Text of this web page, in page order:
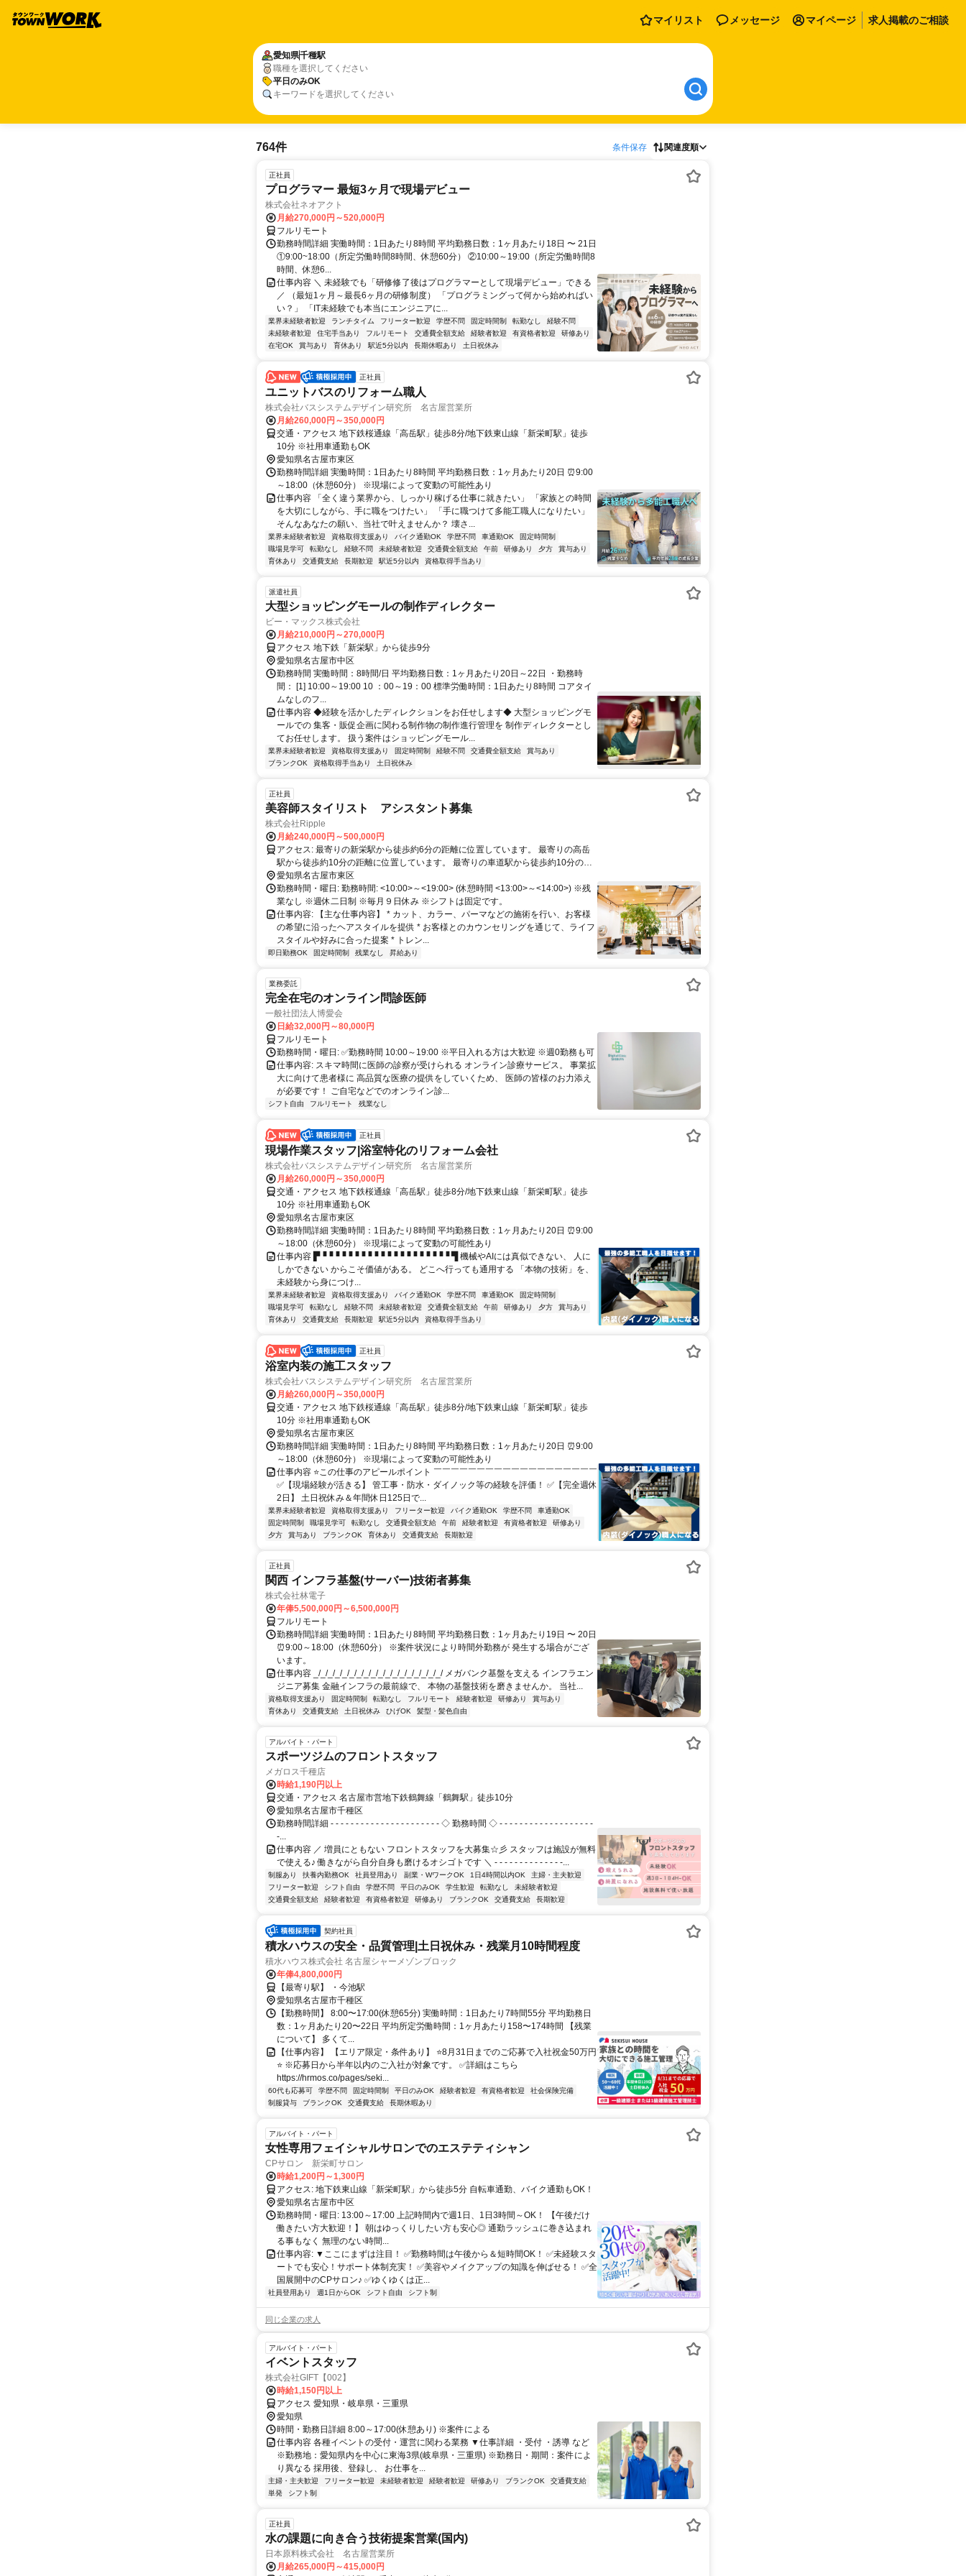
マイリスト メッセージ マイページ 求人掲載のご相談
愛知県千種駅
職種を選択してください
平日のみOK
キーワードを選択してください
764件 条件保存 関連度順
正社員
プログラマー 最短3ヶ月で現場デビュー
株式会社ネオアクト
月給270,000円～520,000円
フルリモート
勤務時間詳細 実働時間：1日あたり8時間 平均勤務日数：1ヶ月あたり18日 〜 21日
①9:00~18:00（所定労働時間8時間、休憩60分） ②10:00～19:00（所定労働時間8
時間、休憩6...
仕事内容 ＼ 未経験でも「研修修了後はプログラマーとして現場デビュー」できる
／ （最短1ヶ月～最長6ヶ月の研修制度） 「プログラミングって何から始めればい
い？」 「IT未経験でも本当にエンジニアに...
業界未経験者歓迎 ランチタイム フリーター歓迎 学歴不問 固定時間制 転勤なし
経験不問
未経験者歓迎
住宅手当あり フルリモート 交通費全額支給 経験者歓迎 有資格者歓迎
研修あり
在宅OK
賞与あり 育休あり 駅近5分以内 長期休暇あり 土日祝休み
正社員
ユニットバスのリフォーム職人
株式会社バスシステムデザイン研究所 名古屋営業所
月給260,000円～350,000円
交通・アクセス 地下鉄桜通線「高岳駅」徒歩8分/地下鉄東山線「新栄町駅」徒歩
10分 ※社用車通勤もOK
愛知県名古屋市東区
勤務時間詳細 実働時間：1日あたり8時間 平均勤務日数：1ヶ月あたり20日 ⏰9:00
～18:00（休憩60分） ※現場によって変動の可能性あり
仕事内容 「全く違う業界から、しっかり稼げる仕事に就きたい」 「家族との時間
を大切にしながら、手に職をつけたい」 「手に職つけて多能工職人になりたい」
そんなあなたの願い、当社で叶えませんか？ 壊さ...
業界未経験者歓迎 資格取得支援あり バイク通勤OK 学歴不問 車通勤OK
固定時間制
職場見学可
転勤なし 経験不問 未経験者歓迎 交通費全額支給 午前 研修あり 夕方
賞与あり
育休あり
交通費支給 長期歓迎 駅近5分以内 資格取得手当あり
派遣社員
大型ショッピングモールの制作ディレクター
ビー・マックス株式会社
月給210,000円～270,000円
アクセス 地下鉄「新栄駅」から徒歩9分
愛知県名古屋市中区
勤務時間 実働時間：8時間/日 平均勤務日数：1ヶ月あたり20日～22日 ・勤務時
間： [1] 10:00～19:00 10 ：00～19：00 標準労働時間：1日あたり8時間 コアタイ
ムなしのフ...
仕事内容 ◆経験を活かしたディレクションをお任せします◆ 大型ショッピングモ
ールでの 集客・販促企画に関わる制作物の制作進行管理を 制作ディレクターとし
てお任せします。 扱う案件はショッピングモール...
業界未経験者歓迎 資格取得支援あり 固定時間制 経験不問 交通費全額支給
賞与あり
ブランクOK
資格取得手当あり 土日祝休み
正社員
美容師スタイリスト アシスタント募集
株式会社Ripple
月給240,000円～500,000円
アクセス: 最寄りの新栄駅から徒歩約6分の距離に位置しています。 最寄りの高岳
駅から徒歩約10分の距離に位置しています。 最寄りの車道駅から徒歩約10分の距
離に位置しています。
愛知県名古屋市東区
勤務時間・曜日: 勤務時間: <10:00>～<19:00> (休憩時間 <13:00>～<14:00>) ※残
業なし ※週休二日制 ※毎月９日休み ※シフトは固定です。
仕事内容: 【主な仕事内容】 * カット、カラー、パーマなどの施術を行い、お客様
の希望に沿ったヘアスタイルを提供 * お客様とのカウンセリングを通じて、ライフ
スタイルや好みに合った提案 * トレン...
即日勤務OK 固定時間制 残業なし 昇給あり
業務委託
完全在宅のオンライン問診医師
一般社団法人博愛会
日給32,000円～80,000円
フルリモート
勤務時間・曜日: ✅勤務時間 10:00～19:00 ※平日入れる方は大歓迎 ※週0勤務も可
仕事内容: スキマ時間に医師の診察が受けられる オンライン診療サービス。 事業拡
大に向けて患者様に 高品質な医療の提供をしていくため、 医師の皆様のお力添え
が必要です！ ご自宅などでのオンライン診...
シフト自由 フルリモート 残業なし
正社員
現場作業スタッフ|浴室特化のリフォーム会社
株式会社バスシステムデザイン研究所 名古屋営業所
月給260,000円～350,000円
交通・アクセス 地下鉄桜通線「高岳駅」徒歩8分/地下鉄東山線「新栄町駅」徒歩
10分 ※社用車通勤もOK
愛知県名古屋市東区
勤務時間詳細 実働時間：1日あたり8時間 平均勤務日数：1ヶ月あたり20日 ⏰9:00
～18:00（休憩60分） ※現場によって変動の可能性あり
仕事内容 ▛▝▝▝▝▝▝▝▝▝▝▝▝▝▝▝▝▝▝▝▝ ▜ 機械やAIには真似できない、 人に
しかできない からこそ価値がある。 どこへ行っても通用する 「本物の技術」を、
未経験から身につけ...
業界未経験者歓迎 資格取得支援あり バイク通勤OK 学歴不問 車通勤OK
固定時間制
職場見学可
転勤なし 経験不問 未経験者歓迎 交通費全額支給 午前 研修あり 夕方
賞与あり
育休あり
交通費支給 長期歓迎 駅近5分以内 資格取得手当あり
正社員
浴室内装の施工スタッフ
株式会社バスシステムデザイン研究所 名古屋営業所
月給260,000円～350,000円
交通・アクセス 地下鉄桜通線「高岳駅」徒歩8分/地下鉄東山線「新栄町駅」徒歩
10分 ※社用車通勤もOK
愛知県名古屋市東区
勤務時間詳細 実働時間：1日あたり8時間 平均勤務日数：1ヶ月あたり20日 ⏰9:00
～18:00（休憩60分） ※現場によって変動の可能性あり
仕事内容 ⭐この仕事のアピールポイント ￣￣￣￣￣￣￣￣￣￣￣￣￣￣￣￣￣￣￣
✅【現場経験が活きる】 管工事・防水・ダイノック等の経験を評価！ ✅【完全週休
2日】 土日祝休み＆年間休日125日で...
業界未経験者歓迎 資格取得支援あり フリーター歓迎 バイク通勤OK 学歴不問
車通勤OK
固定時間制
職場見学可 転勤なし 交通費全額支給 午前 経験者歓迎 有資格者歓迎
研修あり
夕方
賞与あり ブランクOK 育休あり 交通費支給 長期歓迎
正社員
関西 インフラ基盤(サーバー)技術者募集
株式会社林電子
年俸5,500,000円～6,500,000円
フルリモート
勤務時間詳細 実働時間：1日あたり8時間 平均勤務日数：1ヶ月あたり19日 〜 20日
⏰9:00～18:00（休憩60分） ※案件状況により時間外勤務が 発生する場合がござ
います。
仕事内容 _/_/_/_/_/_/_/_/_/_/_/_/_/_/_/_/_/_/ メガバンク基盤を支える インフラエン
ジニア募集 金融インフラの最前線で、 本物の基盤技術を磨きませんか。 当社...
資格取得支援あり 固定時間制 転勤なし フルリモート 経験者歓迎 研修あり
賞与あり
育休あり
交通費支給 土日祝休み ひげOK 髪型・髪色自由
アルバイト・パート
スポーツジムのフロントスタッフ
メガロス千種店
時給1,190円以上
交通・アクセス 名古屋市営地下鉄鶴舞線「鶴舞駅」徒歩10分
愛知県名古屋市千種区
勤務時間詳細 - - - - - - - - - - - - - - - - - - - - - - ◇ 勤務時間 ◇ - - - - - - - - - - - - - - - - - - -
-...
仕事内容 ／ 増員にともない フロントスタッフを大募集☆彡 スタッフは施設が無料
で使える♪ 働きながら自分自身も磨けるオシゴトです ＼ - - - - - - - - - - - - - -...
制服あり 扶養内勤務OK 社員登用あり 副業・WワークOK 1日4時間以内OK
主婦・主夫歓迎
フリーター歓迎
シフト自由 学歴不問 平日のみOK 学生歓迎 転勤なし
未経験者歓迎
交通費全額支給
経験者歓迎 有資格者歓迎 研修あり ブランクOK 交通費支給 長期歓迎
契約社員
積水ハウスの安全・品質管理|土日祝休み・残業月10時間程度
積水ハウス株式会社 名古屋シャーメゾンブロック
年俸4,800,000円
【最寄り駅】 ・今池駅
愛知県名古屋市千種区
【勤務時間】 8:00〜17:00(休憩65分) 実働時間：1日あたり7時間55分 平均勤務日
数：1ヶ月あたり20〜22日 平均所定労働時間：1ヶ月あたり158〜174時間 【残業
について】 多くて...
【仕事内容】 【エリア限定・条件あり】 ⭐8月31日までのご応募で入社祝金50万円
⭐ ※応募日から半年以内のご入社が対象です。 ✅詳細はこちら
https://hrmos.co/pages/seki...
60代も応募可 学歴不問 固定時間制 平日のみOK 経験者歓迎 有資格者歓迎
社会保険完備
制服貸与
ブランクOK 交通費支給 長期休暇あり
アルバイト・パート
女性専用フェイシャルサロンでのエステティシャン
CPサロン 新栄町サロン
時給1,200円～1,300円
アクセス: 地下鉄東山線「新栄町駅」から徒歩5分 自転車通勤、バイク通勤もOK！
愛知県名古屋市中区
勤務時間・曜日: 13:00～17:00 上記時間内で週1日、1日3時間～OK！ ​【午後だけ
働きたい方大歓迎！】 朝はゆっくりしたい方も安心◎ 通勤ラッシュに巻き込まれ
る事もなく 無理のない時間...
仕事内容: ▼ここにまずは注目！ ✅勤務時間は午後から＆短時間OK！ ✅未経験スタ
ートでも安心！サポート体制充実！ ✅美容やメイクアップの知識を伸ばせる！ ✅全
国展開中のCPサロン♪ ✅ゆくゆくは正...
社員登用あり 週1日からOK シフト自由 シフト制
同じ企業の求人
アルバイト・パート
イベントスタッフ
株式会社GIFT【002】
時給1,150円以上
アクセス 愛知県・岐阜県・三重県
愛知県
時間・勤務日詳細 8:00～17:00(休憩あり) ※案件による
仕事内容 各種イベントの受付・運営に関わる業務 ▼仕事詳細 ・受付 ・誘導 など
※勤務地：愛知県内を中心に東海3県(岐阜県・三重県) ※勤務日・期間：案件によ
り異なる 採用後、登録し、 お仕事を...
主婦・主夫歓迎 フリーター歓迎 未経験者歓迎 経験者歓迎 研修あり ブランクOK
交通費支給
単発
シフト制
正社員
水の課題に向き合う技術提案営業(国内)
日本原料株式会社 名古屋営業所
月給265,000円～415,000円